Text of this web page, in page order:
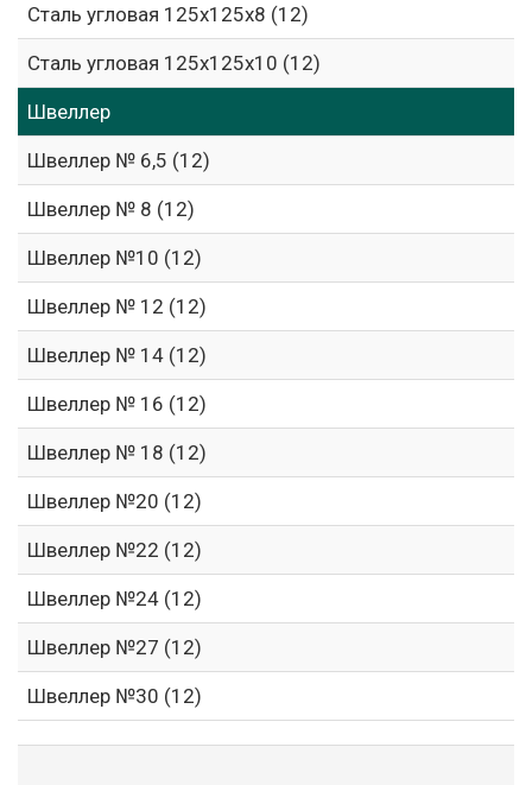
Сталь угловая 125х125х8 (12)
Сталь угловая 125х125х10 (12)
Швеллер
Швеллер № 6,5 (12)
Швеллер № 8 (12)
Швеллер №10 (12)
Швеллер № 12 (12)
Швеллер № 14 (12)
Швеллер № 16 (12)
Швеллер № 18 (12)
Швеллер №20 (12)
Швеллер №22 (12)
Швеллер №24 (12)
Швеллер №27 (12)
Швеллер №30 (12)